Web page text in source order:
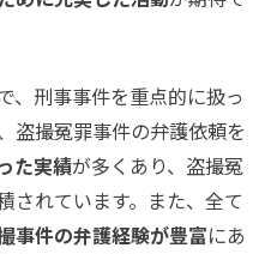
、刑事事件を重点的に扱っ
盗撮冤罪事件の弁護依頼を
た実績が多くあり、盗撮冤
されています。また、全て
事件の弁護経験が豊富にあ